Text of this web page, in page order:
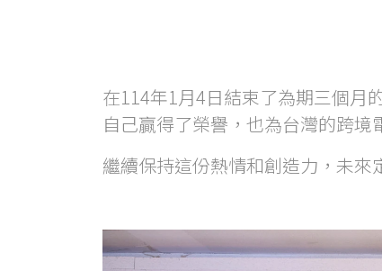
在114年1月4日結束了為期三個月
自己贏得了榮譽，也為台灣的跨境
繼續保持這份熱情和創造力，未來